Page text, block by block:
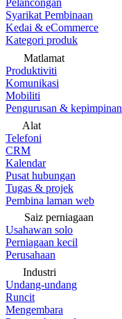
Pelancongan
Syarikat Pembinaan
Kedai & eCommerce
Kategori produk
Matlamat
Produktiviti
Komunikasi
Mobiliti
Pengurusan & kepimpinan
Alat
Telefoni
CRM
Kalendar
Pusat hubungan
Tugas & projek
Pembina laman web
Saiz perniagaan
Usahawan solo
Perniagaan kecil
Perusahaan
Industri
Undang-undang
Runcit
Mengembara